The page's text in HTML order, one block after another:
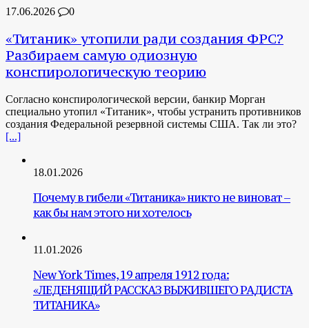
17.06.2026 0
«Титаник» утопили ради создания ФРС?
Разбираем самую одиозную
конспирологическую теорию
Согласно конспирологической версии, банкир Морган
специально утопил «Титаник», чтобы устранить противников
создания Федеральной резервной системы США. Так ли это?
[...]
18.01.2026
Почему в гибели «Титаника» никто не виноват –
как бы нам этого ни хотелось
11.01.2026
New York Times, 19 апреля 1912 года:
«ЛЕДЕНЯЩИЙ РАССКАЗ ВЫЖИВШЕГО РАДИСТА
ТИТАНИКА»